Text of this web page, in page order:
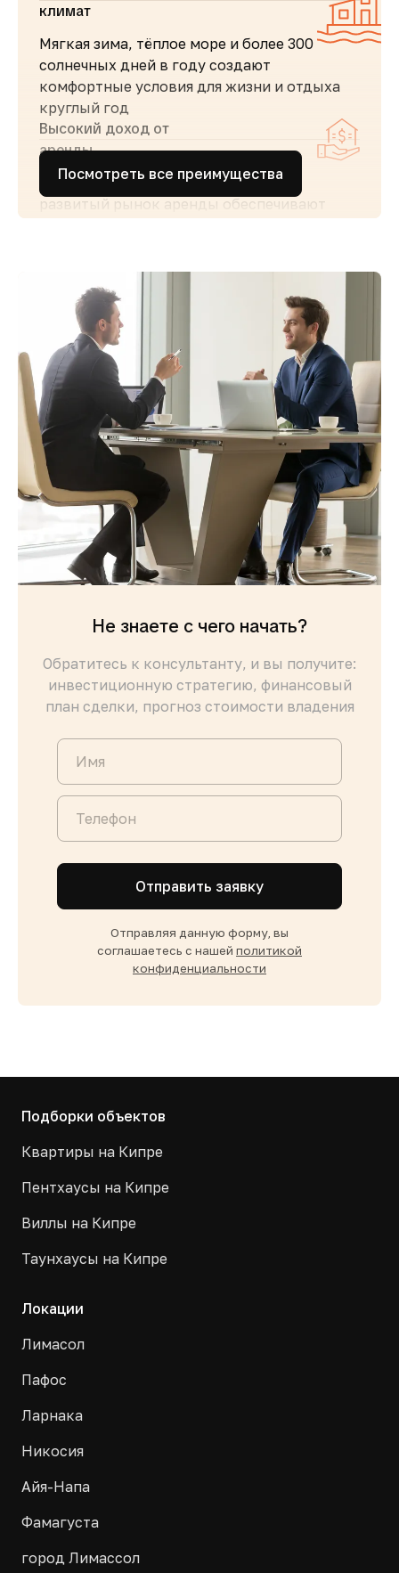
климат
Мягкая зима, тёплое море и более 300
солнечных дней в году создают
комфортные условия для жизни и отдыха
круглый год
Высокий доход от
аренды
Стабильный туристический поток и
развитый рынок аренды обеспечивают
Простота покупки и
прозрачность
Покупка недвижимости на Кипре
сопровождается понятными юридическими
процедурами и минимальной бюрократией,
что делает процесс быстрым и безопасным
Безопасность и качество
жизни
Кипр входит в число самых безопасных
стран Европы, предлагая развитую
инфраструктуру, качественную медицину и
образование
Посмотреть все преимущества
Не знаете с чего начать?
Обратитесь к консультанту, и вы получите:
инвестиционную стратегию, финансовый
план сделки, прогноз стоимости владения
Отправить заявку
Отправляя данную форму, вы
соглашаетесь с нашей политикой
конфиденциальности
Подборки объектов
Квартиры на Кипре
Пентхаусы на Кипре
Виллы на Кипре
Таунхаусы на Кипре
Локации
Лимасол
Пафос
Ларнака
Никосия
Айя-Напа
Фамагуста
город Лимассол